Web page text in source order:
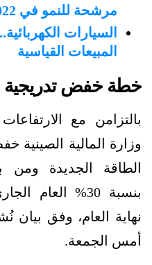
مرشحة للنمو في 2022
السيارات
المبيعات القياسية
خطة خفض تدريجية
بالتزامن مع
وزارة المالية الصينية
الطاقة الجديدة ومن
بنسبة 30% العام
نهاية العام، وفق بيان
أمس الجمعة.